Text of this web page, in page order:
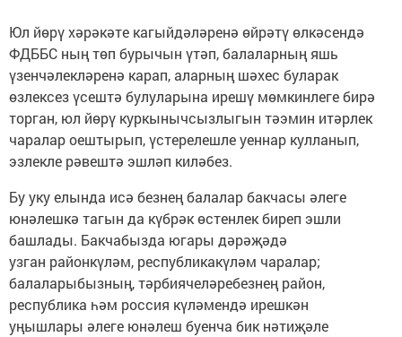
Юл йөрү хәрәкәте кагыйдәләренә өйрәтү өлкәсендә
ФДББС ның төп бурычын үтәп, балаларның яшь
үзенчәлекләренә карап, аларның шәхес буларак
өзлексез үсештә булуларына ирешү мөмкинлеге бирә
торган, юл йөрү куркынычсызлыгын тәэмин итәрлек
чаралар оештырып, үстерелешле уеннар кулланып,
эзлекле рәвештә эшләп киләбез.
Бу уку елында исә безнең балалар бакчасы әлеге
юнәлешкә тагын да күбрәк өстенлек биреп эшли
башлады. Бакчабызда югары дәрәҗәдә
узган районкүләм, республикакүләм чаралар;
балаларыбызның, тәрбиячеләребезнең район,
республика һәм россия күләмендә ирешкән
уңышлары әлеге юнәлеш буенча бик нәтиҗәле